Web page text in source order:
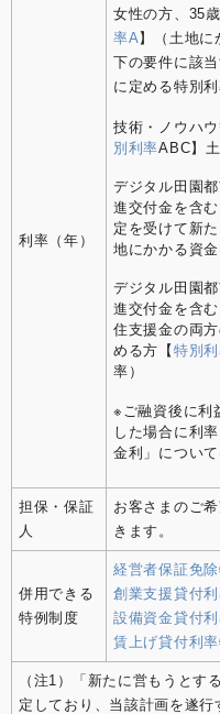
利率（年）
女性の方、35
率A】（土地に
下の要件に該
に定める特別利
技術・ノウハ
別利率ABC】
デジタル田園
進交付金を含
定を受けて新
地にかかる資金
デジタル田園
進交付金を含
住支援金の両
める方【 特別
率）
※ご融資後に利
した場合に利
金利」について
担保・保証
人
お客さまのご
きます。
併用できる
特例制度
経営者保証免
創業支援貸付
設備資金貸付
賃上げ貸付利
（注1）「新たに営もうとす
定しており、当該計画を遂行